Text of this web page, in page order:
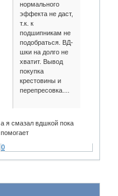
нормального
эффекта не даст,
т.к. к
подшипникам не
подобраться. ВД-
шки на долго не
хватит. Вывод
покупка
крестовины и
перепресовка....
а я смазал вдшкой пока
помогает
0